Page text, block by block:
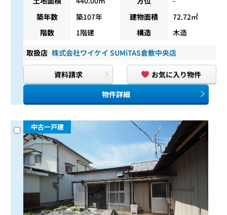
築年数
築107年 建物面積
72.72㎡
階数
1階建 構造 木造
取扱店 株式会社ワイケイ SUMiTAS倉敷中央店
資料請求
お気に入り物件
物件詳細
中古一戸建